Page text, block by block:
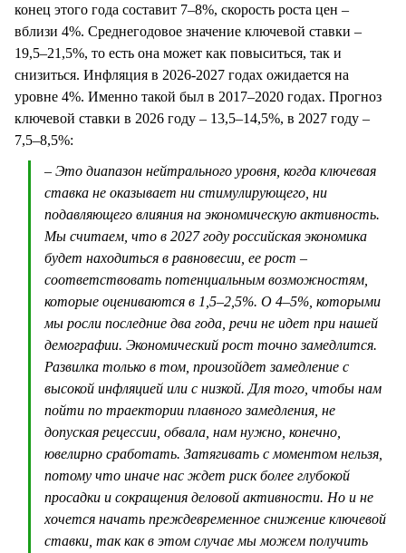
конец этого года составит 7–8%, скорость роста цен –
вблизи 4%. Среднегодовое значение ключевой ставки –
19,5–21,5%, то есть она может как повыситься, так и
снизиться. Инфляция в 2026-2027 годах ожидается на
уровне 4%. Именно такой был в 2017–2020 годах. Прогноз
ключевой ставки в 2026 году – 13,5–14,5%, в 2027 году –
7,5–8,5%:
– Это диапазон нейтрального уровня, когда ключевая
ставка не оказывает ни стимулирующего, ни
подавляющего влияния на экономическую активность.
Мы считаем, что в 2027 году российская экономика
будет находиться в равновесии, ее рост –
соответствовать потенциальным возможностям,
которые оцениваются в 1,5–2,5%. О 4–5%, которыми
мы росли последние два года, речи не идет при нашей
демографии. Экономический рост точно замедлится.
Развилка только в том, произойдет замедление с
высокой инфляцией или с низкой. Для того, чтобы нам
пойти по траектории плавного замедления, не
допуская рецессии, обвала, нам нужно, конечно,
ювелирно сработать. Затягивать с моментом нельзя,
потому что иначе нас ждет риск более глубокой
просадки и сокращения деловой активности. Но и не
хочется начать преждевременное снижение ключевой
ставки, так как в этом случае мы можем получить